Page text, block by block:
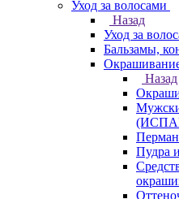
Уход за волосами
Назад
Уход за
Бальзамы,
Назад
Пудра